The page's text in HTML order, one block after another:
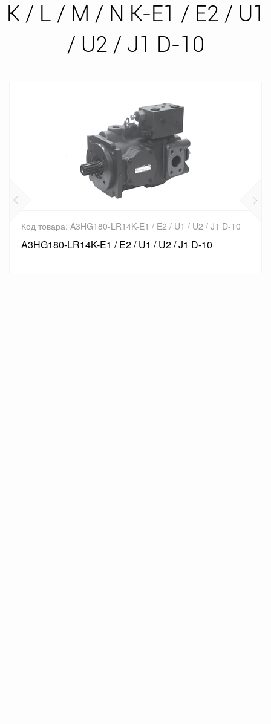
K / L / M / N K-E1 / E2 / U1
/ U2 / J1 D-10
/ U1 / U2 / J1 D-10
/ J1 D-10
Код товара: A3HG180-LR01KK-E1
A3HG180-LR01KK-E1 / E2 / U1